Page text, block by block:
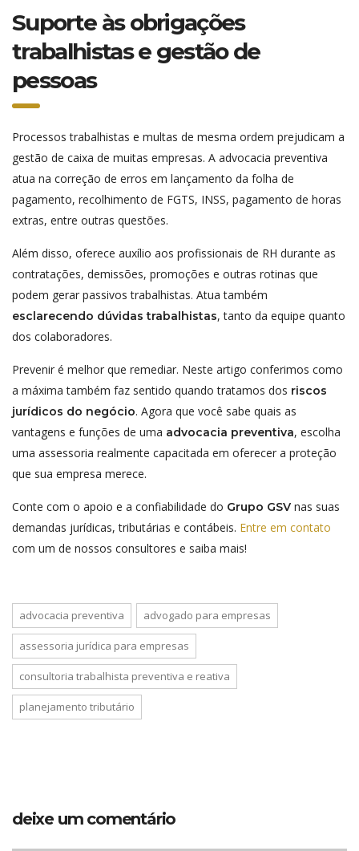
Suporte às obrigações
trabalhistas e gestão de
pessoas
Processos trabalhistas e multas de mesma ordem prejudicam a
gestão de caixa de muitas empresas. A advocacia preventiva
atua na correção de erros em lançamento da folha de
pagamento, recolhimento de FGTS, INSS, pagamento de horas
extras, entre outras questões.
Além disso, oferece auxílio aos profissionais de RH durante as
contratações, demissões, promoções e outras rotinas que
podem gerar passivos trabalhistas. Atua também
esclarecendo dúvidas trabalhistas, tanto da equipe quanto
dos colaboradores.
Prevenir é melhor que remediar. Neste artigo conferimos como
a máxima também faz sentido quando tratamos dos riscos
jurídicos do negócio. Agora que você sabe quais as
vantagens e funções de uma advocacia preventiva, escolha
uma assessoria realmente capacitada em oferecer a proteção
que sua empresa merece.
Conte com o apoio e a confiabilidade do Grupo GSV nas suas
demandas jurídicas, tributárias e contábeis. Entre em contato
com um de nossos consultores e saiba mais!
advocacia preventiva advogado para empresas
assessoria jurídica para empresas
consultoria trabalhista preventiva e reativa
planejamento tributário
deixe um comentário